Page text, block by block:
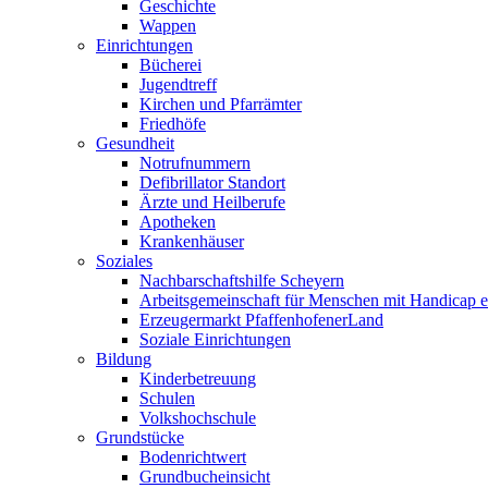
Geschichte
Wappen
Einrichtungen
Bücherei
Jugendtreff
Kirchen und Pfarrämter
Friedhöfe
Gesundheit
Notrufnummern
Defibrillator Standort
Ärzte und Heilberufe
Apotheken
Krankenhäuser
Soziales
Nachbarschaftshilfe Scheyern
Arbeitsgemeinschaft für Menschen mit Handicap
Erzeugermarkt PfaffenhofenerLand
Soziale Einrichtungen
Bildung
Kinderbetreuung
Schulen
Volkshochschule
Grundstücke
Bodenrichtwert
Grundbucheinsicht